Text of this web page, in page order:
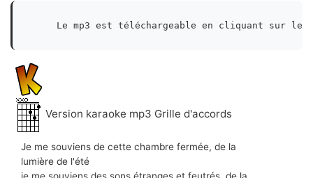
Le mp3 est téléchargeable en cliquant sur le
Version karaoke mp3 Grille d'accords
Je me souviens de cette chambre fermée, de la
lumière de l'été